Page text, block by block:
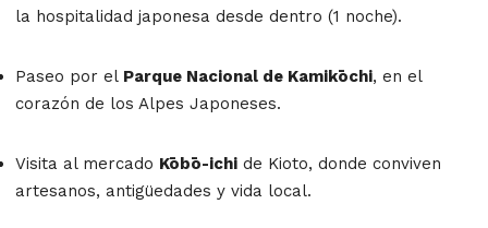
la hospitalidad japonesa desde dentro (1 noche).
Paseo por el Parque Nacional de Kamikōchi, en el
corazón de los Alpes Japoneses.
Visita al mercado Kōbō-ichi de Kioto, donde conviven
artesanos, antigüedades y vida local.